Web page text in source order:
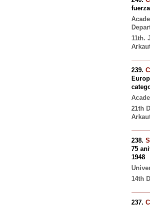
11th.
239.
21th
238.
75
1948
14th
237.